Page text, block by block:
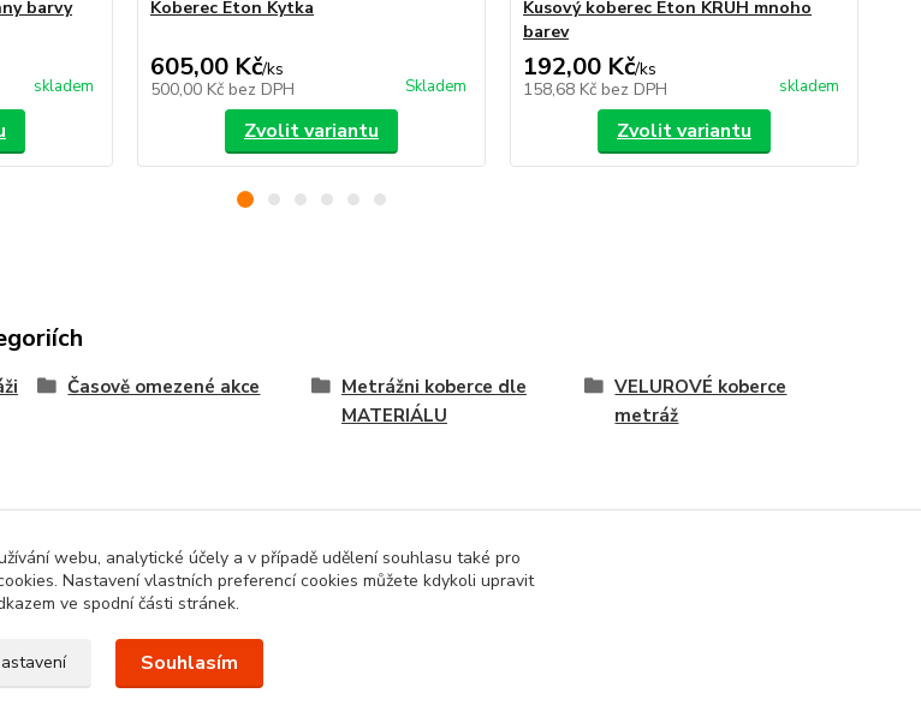
barvy
skladem
Koberec Eton Kytka
605,00 Kč/ks
500,00 Kč bez DPH Skladem
Zvolit variantu
Kusový koberec Eton KRUH mnoho
barev
192,00 Kč/ks
158,68 Kč bez DPH skladem
Zvolit variantu
Časově omezené akce
Metrážni koberce dle
MATERIÁLU
VELUROVÉ koberce
metráž
webu, analytické účely a v případě udělení souhlasu také pro
Nastavení vlastních preferencí cookies můžete kdykoli upravit
ve spodní části stránek.
Souhlasím